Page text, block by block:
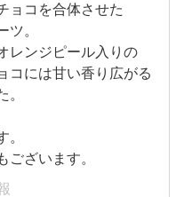
年10月
年9月
年8月
年7月
年6月
ョコを合体させた
ツ。
レンジピール入りの
コには甘い香り広がる
。
。
ざいます。